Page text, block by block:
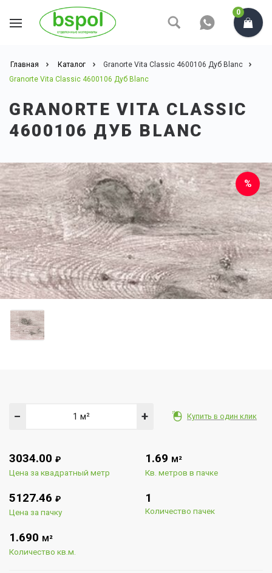
0
Главная Каталог
Granorte Vita Classic 4600106 Дуб Blanc
Granorte Vita Classic 4600106 Дуб Blanc
GRANORTE VITA CLASSIC
4600106 ДУБ BLANC
Купить в один клик
− +
3034.00 ₽
Цена за квадратный метр
1.69 М²
Кв. метров в пачке
5127.46 ₽
Цена за пачку
1
Количество пачек
1.690 М²
Количество кв.м.